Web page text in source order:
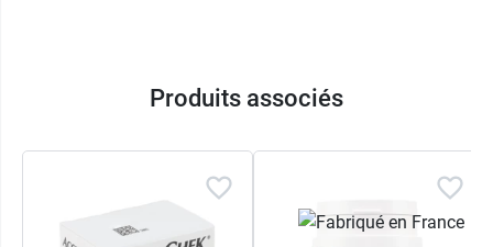
Dispositif médical avec marquage CE 0537.
Conditionnement : flacon de 4 ml.
Produits associés